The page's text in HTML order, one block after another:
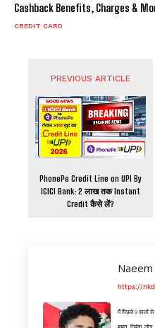
Cashback Benefits, Charges &
CREDIT CARD
PREVIOUS ARTICLE
PhonePe Credit Line on UPI By
ICICI Bank: ₹2 लाख तक Instant
Credit कैसे लें?
Naeem
https://
मैं पिछले 9 सालों से